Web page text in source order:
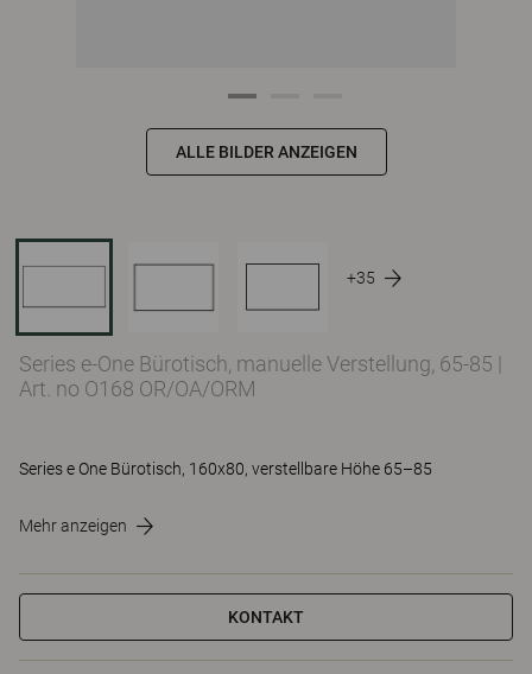
ALLE BILDER ANZEIGEN
+35
Series e-One Bürotisch, manuelle Verstellung, 65-85 |
Art. no O168 OR/OA/ORM
Series e One Bürotisch, 160x80, verstellbare Höhe 65–85
Mehr anzeigen
KONTAKT